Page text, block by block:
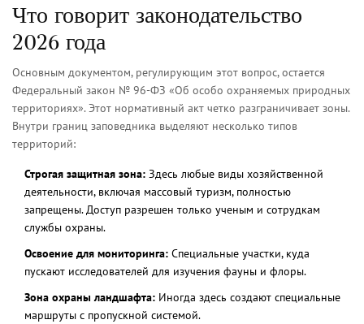
Что говорит законодательство
2026 года
Основным документом, регулирующим этот вопрос, остается
Федеральный закон № 96-ФЗ «Об особо охраняемых природных
территориях». Этот нормативный акт четко разграничивает зоны.
Внутри границ заповедника выделяют несколько типов
территорий:
Строгая защитная зона: Здесь любые виды хозяйственной
деятельности, включая массовый туризм, полностью
запрещены. Доступ разрешен только ученым и сотрудкам
службы охраны.
Освоение для мониторинга: Специальные участки, куда
пускают исследователей для изучения фауны и флоры.
Зона охраны ландшафта: Иногда здесь создают специальные
маршруты с пропускной системой.